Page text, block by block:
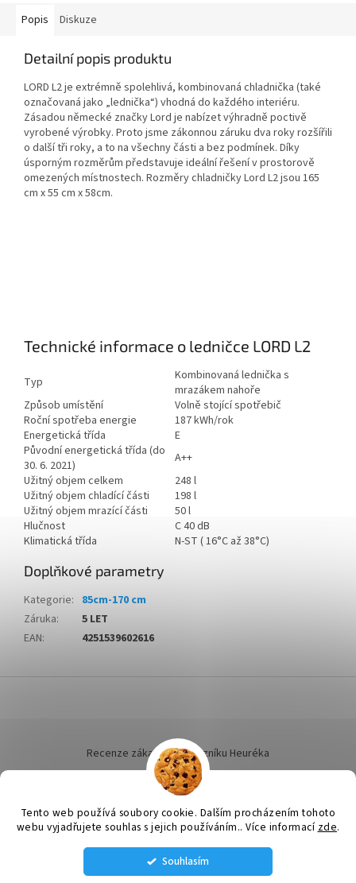
Tento web používá soubory cookie. Dalším procházením tohoto
webu vyjadřujete souhlas s jejich používáním.. Více informací zde.
Souhlasím
STÁLE MÁME NĚJAKÉ VENTILÁTORY SKLADEM VOLEJTE SI NA AKTUÁLNÍ
Popis Diskuze
Detailní popis produktu
LORD L2 je extrémně spolehlivá, kombinovaná chladnička (také
označovaná jako „lednička“) vhodná do každého interiéru.
Zásadou německé značky Lord je nabízet výhradně poctivě
vyrobené výrobky. Proto jsme zákonnou záruku dva roky rozšířili
o další tři roky, a to na všechny části a bez podmínek. Díky
úsporným rozměrům představuje ideální řešení v prostorově
omezených místnostech. Rozměry chladničky Lord L2 jsou 165
cm x 55 cm x 58cm.
Technické informace o ledničce LORD L2
Typ
Kombinovaná lednička s
mrazákem nahoře
Způsob umístění
Volně stojící spotřebič
Roční spotřeba energie
187 kWh/rok
Energetická třída
E
Původní energetická třída (do
30. 6. 2021)
A++
Užitný objem celkem
248 l
Užitný objem chladící části
198 l
Užitný objem mrazící části
50 l
Hlučnost
C 40 dB
Klimatická třída
N-ST ( 16°C až 38°C)
Doplňkové parametry
Kategorie: 85cm-170 cm
Záruka:
5 LET
EAN: 4251539602616
í
Recenze zákazníků dotazníku Heuréka
Vytvořil Shoptet
Copyright 2026ELEKTRO LINHART. Všechna práva vyhrazena.